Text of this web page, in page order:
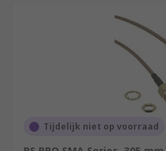
Tijdelijk niet op voorraad